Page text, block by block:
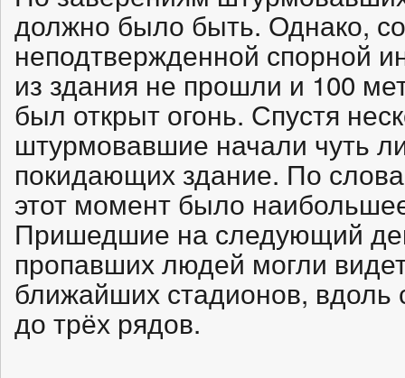
должно было быть. Однако,
неподтвержденной спорной
из здания не прошли и 100
был открыт огонь. Спустя
штурмовавшие начали чуть
покидающих здание. По
этот момент было
Пришедшие на следующий
пропавших людей могли
ближайших стадионов,
до трёх рядов.